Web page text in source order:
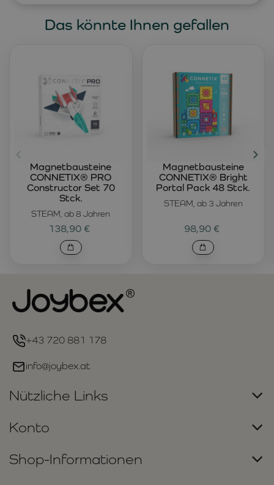
Das könnte Ihnen gefallen
STEAM, ab 8 Jahren
Magnetbausteine
CONNETIX® PRO
Constructor Set 70
Stck.
138,90 €
STEAM, ab 3 Jahren
Magnetbausteine
CONNETIX® Bright
Portal Pack 48 Stck.
98,90 €
+43 720 881 178
info@joybex.at
Nützliche Links
Konto
Shop-Informationen